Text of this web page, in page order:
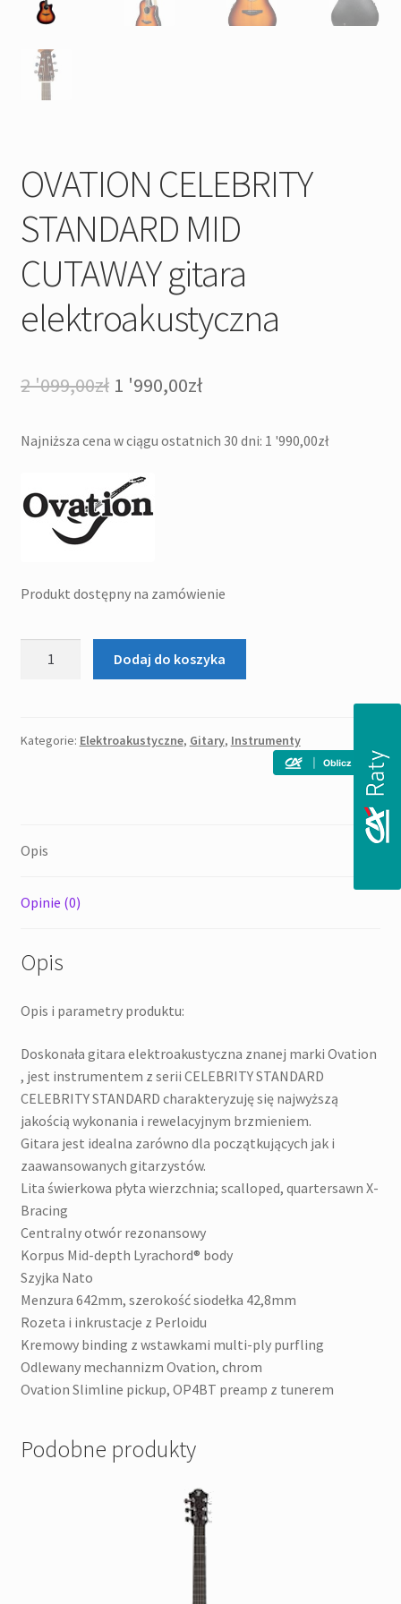
OVATION CELEBRITY
STANDARD MID
CUTAWAY gitara
elektroakustyczna
2 '099,00zł Pierwotna
wynosiła:
2
'099,00zł.
1 '990,00złAktualna
wynosi:
Najniższa cena w ciągu ostatnich 30 dni: 1 '990,00zł
Produkt dostępny na zamówienie
MID
Dodaj do koszyka
Kategorie: Elektroakustyczne, Gitary, Instrumenty
Opis
Opinie (0)
Opis
Opis i parametry produktu:
Doskonała gitara elektroakustyczna znanej marki Ovation
, jest instrumentem z serii CELEBRITY STANDARD
CELEBRITY STANDARD charakteryzuję się najwyższą
jakością wykonania i rewelacyjnym brzmieniem.
Gitara jest idealna zarówno dla początkujących jak i
zaawansowanych gitarzystów.
Lita świerkowa płyta wierzchnia; scalloped, quartersawn X-
Bracing
Centralny otwór rezonansowy
Korpus Mid-depth Lyrachord® body
Szyjka Nato
Menzura 642mm, szerokość siodełka 42,8mm
Rozeta i inkrustacje z Perloidu
Kremowy binding z wstawkami multi-ply purfling
Odlewany mechannizm Ovation, chrom
Ovation Slimline pickup, OP4BT preamp z tunerem
Podobne produkty